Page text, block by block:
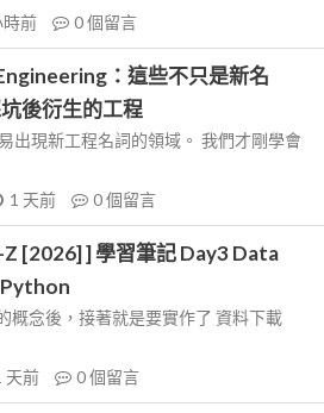
時前 0個留言
：這些不只是新名
後衍生的工程
出現新工程名詞的領域。 我們才剛學會
1 天前 0個留言
[2026] ] 學習筆記 Day3 Data
概念後，接著就是要實作了 資料下載
天前 0個留言